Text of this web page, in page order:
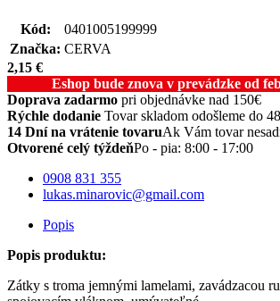
Kód:
0401005199999
Značka: CERVA
2,15 €
Eshop bude znova v prevádzke od
Doprava zadarmo pri objednávke nad 150€
Rýchle dodanie Tovar skladom odošleme do
14 Dní na vrátenie tovaruAk Vám tovar
Otvorené celý týždeňPo - pia: 8:00 - 17:00
0908 831 355
lukas.minarovic@gmail.com
Popis
Popis produktu:
Zátky s troma jemnými lamelami, zavádzacou